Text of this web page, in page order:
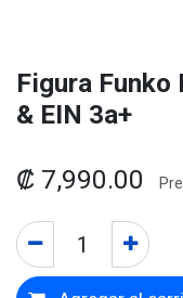
Figura Funko
& EIN 3a+
₡ 7,990.00